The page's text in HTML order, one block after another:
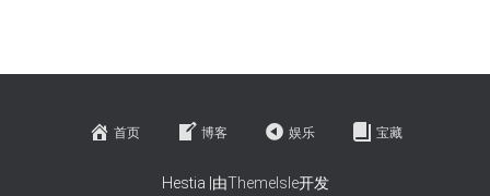
首页 博客 娱乐 宝藏
Hestia |由ThemeIsle开发